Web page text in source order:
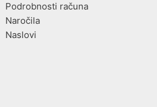
Podrobnosti računa
Naročila
Naslovi